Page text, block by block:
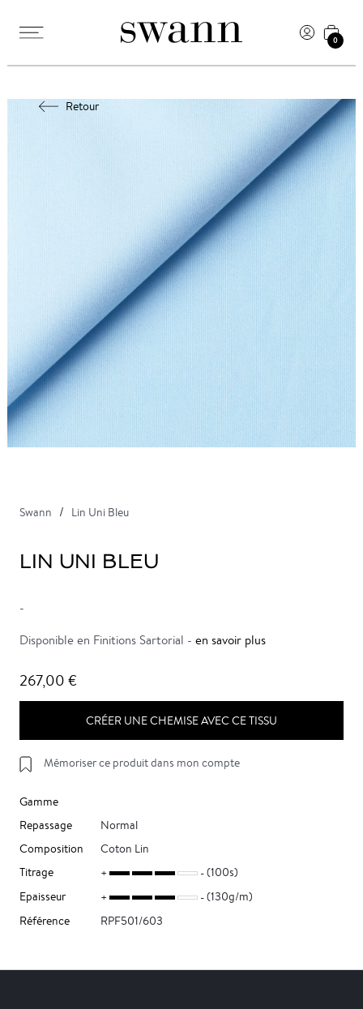
0
Retour
Swann Lin Uni Bleu
LIN UNI BLEU
-
Disponible en Finitions Sartorial - en savoir plus
267,00 €
CRÉER UNE CHEMISE AVEC CE TISSU
Mémoriser ce produit dans mon compte
Gamme
Repassage
Normal
Composition
Coton Lin
Titrage
(100s)
Epaisseur
(130g/m)
Référence
RPF501/603